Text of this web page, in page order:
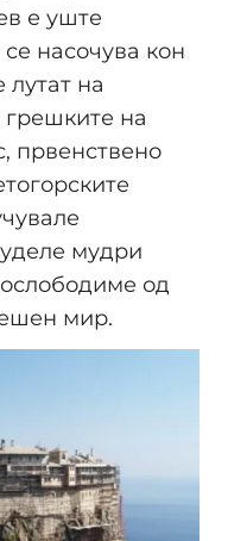
е уште
насочува кон
лутат на
грешките на
првенствено
мудри
ослободиме од
мир.